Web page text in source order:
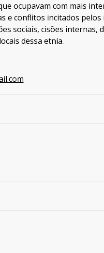
ocupavam com mais
e conflitos incitados
sociais, cisões internas,
dessa etnia.